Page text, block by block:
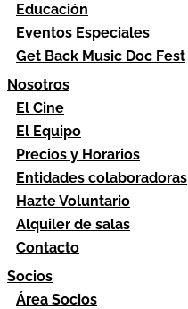
Educación
Eventos Especiales
Get Back Music Doc Fest
Nosotros
El Cine
El Equipo
Precios y Horarios
Entidades colaboradoras
Hazte Voluntario
Alquiler de salas
Contacto
Socios
Área Socios